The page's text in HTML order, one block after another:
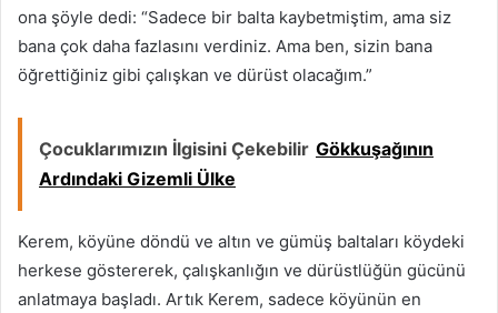
ona şöyle dedi: “Sadece bir balta kaybetmiştim, ama siz
bana çok daha fazlasını verdiniz. Ama ben, sizin bana
öğrettiğiniz gibi çalışkan ve dürüst olacağım.”
Çocuklarımızın İlgisini Çekebilir Gökkuşağının
Ardındaki Gizemli Ülke
Kerem, köyüne döndü ve altın ve gümüş baltaları köydeki
herkese göstererek, çalışkanlığın ve dürüstlüğün gücünü
anlatmaya başladı. Artık Kerem, sadece köyünün en